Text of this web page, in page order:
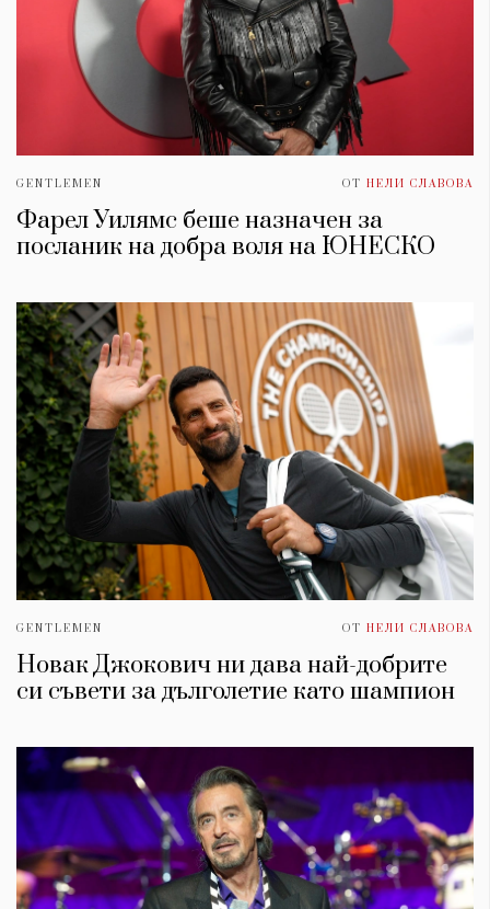
GENTLEMEN ОТ НЕЛИ СЛАВОВА
Фарел Уилямс беше назначен за
посланик на добра воля на ЮНЕСКО
GENTLEMEN ОТ НЕЛИ СЛАВОВА
Новак Джокович ни дава най-добрите
си съвети за дълголетие като шампион